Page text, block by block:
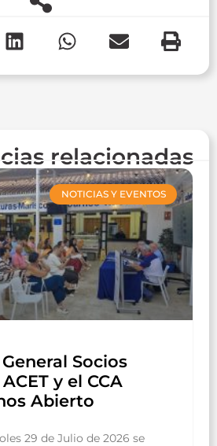
relacionadas
NOTICIAS Y EVENTOS
Socios
y el CCA
Abierto
29 de Julio de 2026 se